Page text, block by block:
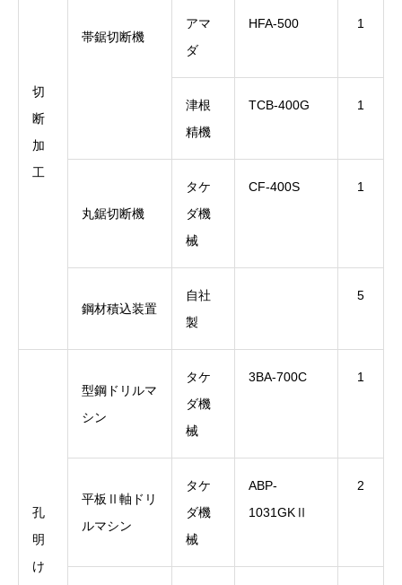
切
断
加
工
帯鋸切断機
アマ
ダ
HFA-500 1
津根
精機
TCB-400G 1
丸鋸切断機
タケ
ダ機
械
CF-400S 1
鋼材積込装置
自社
製
5
孔
明
け
型鋼ドリルマ
シン
タケ
ダ機
械
3BA-700C 1
平板Ⅱ軸ドリ
ルマシン
タケ
ダ機
械
ABP-
1031GKⅡ
2